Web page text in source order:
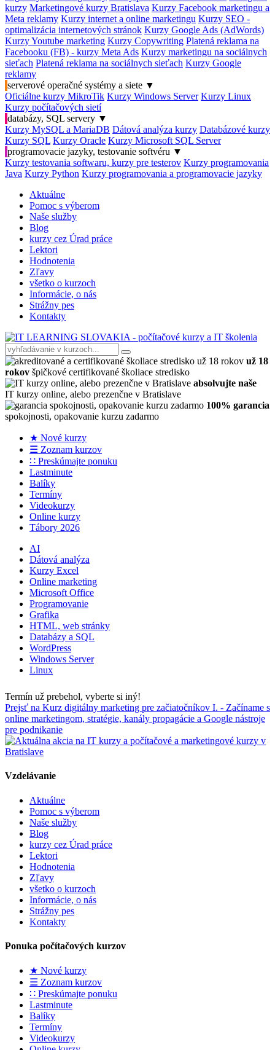
kurzy Marketingové kurzy Bratislava Kurzy Facebook marketingu a
Meta reklamy Kurzy internet a online marketingu Kurzy SEO -
optimalizácia internetových stránok Kurzy Google Ads (AdWords)
Kurzy Youtube marketing Kurzy Copywriting Platená reklama na
Facebooku (FB) - kurzy Meta Ads Kurzy marketingu na sociálnych
sieťach Platená reklama na sociálnych sieťach Kurzy Google
reklamy
serverové operačné systémy a siete ▼
Oficiálne kurzy MikroTik Kurzy Windows Server Kurzy Linux
Kurzy počítačových sietí
databázy, SQL servery ▼
Kurzy MySQL a MariaDB Dátová analýza kurzy Databázové kurzy
Kurzy SQL Kurzy Oracle Kurzy Microsoft SQL Server
programovacie jazyky, testovanie softvéru ▼
Kurzy testovania softwaru, kurzy pre testerov Kurzy programovania
Java Kurzy Python Kurzy programovania a programovacie jazyky
Aktuálne
Pomoc s výberom
Naše služby
Blog
kurzy cez Úrad práce
Lektori
Hodnotenia
Zľavy
všetko o kurzoch
Informácie, o nás
Strážny pes
Kontakty
už 18
rokov špičkové certifikované školiace stredisko
absolvujte naše
IT kurzy online, alebo prezenčne v Bratislave
100% garancia
spokojnosti, opakovanie kurzu zadarmo
★ Nové kurzy
☰ Zoznam kurzov
∷ Preskúmajte ponuku
Lastminute
Balíky
Termíny
Videokurzy
Online kurzy
Tábory 2026
AI
Dátová analýza
Kurzy Excel
Online marketing
Microsoft Office
Programovanie
Grafika
HTML, web stránky
Databázy a SQL
WordPress
Windows Server
Linux
Termín už prebehol, vyberte si iný!
Prejsť na Kurz digitálny marketing pre začiatočníkov I. - Začíname s
online marketingom, stratégie, kanály propagácie a Google nástroje
pre podnikanie
Vzdelávanie
Aktuálne
Pomoc s výberom
Naše služby
Blog
kurzy cez Úrad práce
Lektori
Hodnotenia
Zľavy
všetko o kurzoch
Informácie, o nás
Strážny pes
Kontakty
Ponuka počítačových kurzov
★ Nové kurzy
☰ Zoznam kurzov
∷ Preskúmajte ponuku
Lastminute
Balíky
Termíny
Videokurzy